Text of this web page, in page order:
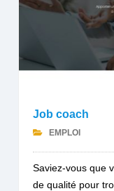
Job coach
EMPLOI
Saviez-vous que
de qualité pour